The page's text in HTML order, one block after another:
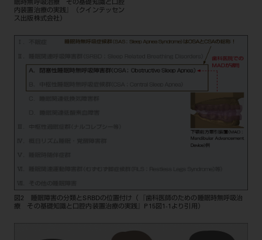
眠時無呼吸治療 その基礎知識と口腔
内装置治療の実践』（クインテッセン
ス出版株式会社）
図2 睡眠障害の分類とSRBDの位置付け（『歯科医師のための睡眠時無呼吸治
療 その基礎知識と口腔内装置治療の実践』P15図1-1より引用）